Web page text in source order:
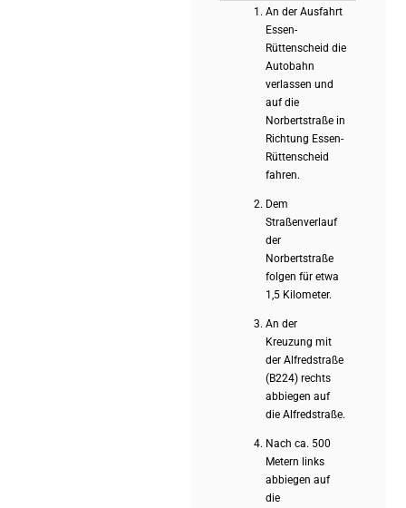
An der Ausfahrt
Essen-
Rüttenscheid die
Autobahn
verlassen und
auf die
Norbertstraße in
Richtung Essen-
Rüttenscheid
fahren.
Dem
Straßenverlauf
der
Norbertstraße
folgen für etwa
1,5 Kilometer.
An der
Kreuzung mit
der Alfredstraße
(B224) rechts
abbiegen auf
die Alfredstraße.
Nach ca. 500
Metern links
abbiegen auf
die